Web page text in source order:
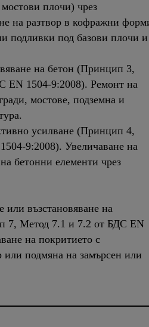
плочи) чрез
на разтвор в кофражни
подливки под базови плочи и
на бетон (Принцип 3,
EN 1504-9:2008). Ремонт на
мостове, подземна и
усилване (Принцип 4,
9:2008). Увеличаване на
бетонни елементи чрез
или възстановяване на
7, Метод 7.1 и 7.2 от БДС EN
на покритието с
или подмяна на замърсен или